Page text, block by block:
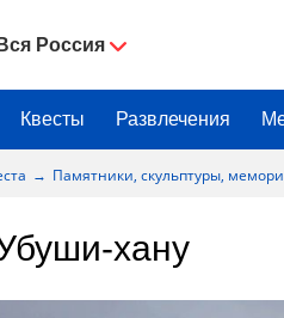
Вся Россия
Квесты Развлечения
Памятники, скульптуры,
хану